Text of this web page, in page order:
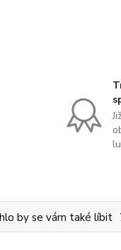
by se vám také líbit